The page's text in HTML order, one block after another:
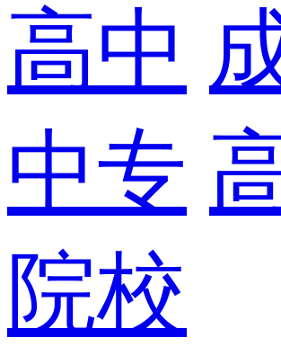
高中
中专
院校